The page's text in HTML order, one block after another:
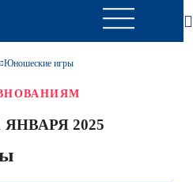
Юношеские игры
ЯНВАРЯ 2025